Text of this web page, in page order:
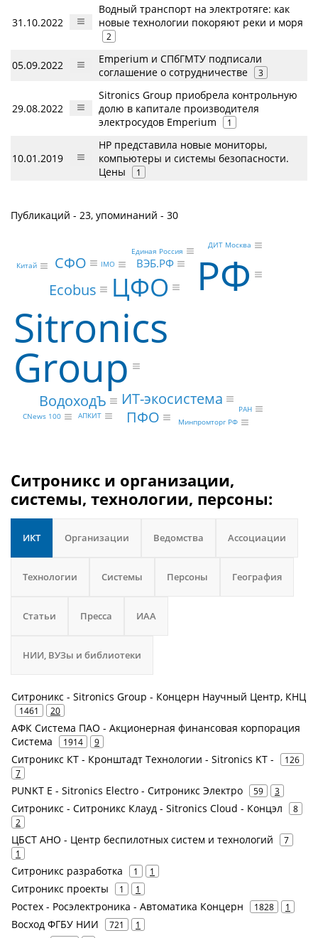
31.10.2022
Водный транспорт на электротяге: как
новые технологии покоряют реки и моря
2
05.09.2022
Emperium и СПбГМТУ подписали
соглашение о сотрудничестве
3
29.08.2022
Sitronics Group приобрела контрольную
долю в капитале производителя
электросудов Emperium
1
10.01.2019
HP представила новые мониторы,
компьютеры и системы безопасности.
Цены
1
Публикаций - 23, упоминаний - 30
Sitronics
Group
РФ
ЦФО
ВодоходЪ ИТ-экосистема
Ecobus
СФО
ПФО
ВЭБ.РФ
Китай
CNews 100
РАН
Минпромторг РФ
ДИТ Москва
АПКИТ
Единая Россия
IMO
Ситроникс и организации,
системы, технологии, персоны:
ИКТ Организации Ведомства Ассоциации
Технологии Системы Персоны География
Статьи Пресса ИАА
НИИ, ВУЗы и библиотеки
Ситроникс - Sitronics Group - Концерн Научный Центр, КНЦ
1461 20
АФК Система ПАО - Акционерная финансовая корпорация
Система
1914 9
Ситроникс КТ - Кронштадт Технологии - Sitronics KT -
126
7
PUNKT E - Sitronics Electro - Ситроникс Электро 59 3
Ситроникс - Ситроникс Клауд - Sitronics Cloud - Концэл
8
2
ЦБСТ АНО - Центр беспилотных систем и технологий
7
1
Ситроникс разработка 1 1
Ситроникс проекты 1 1
Ростех - Росэлектроника - Автоматика Концерн 1828 1
Восход ФГБУ НИИ 721 1